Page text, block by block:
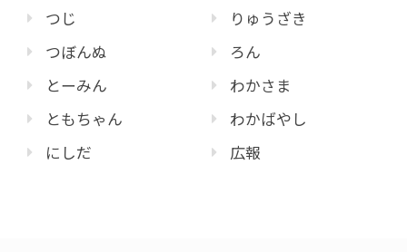
つじ
つぼんぬ
とーみん
ともちゃん
にしだ
りゅうざき
ろん
わかさま
わかばやし
広報